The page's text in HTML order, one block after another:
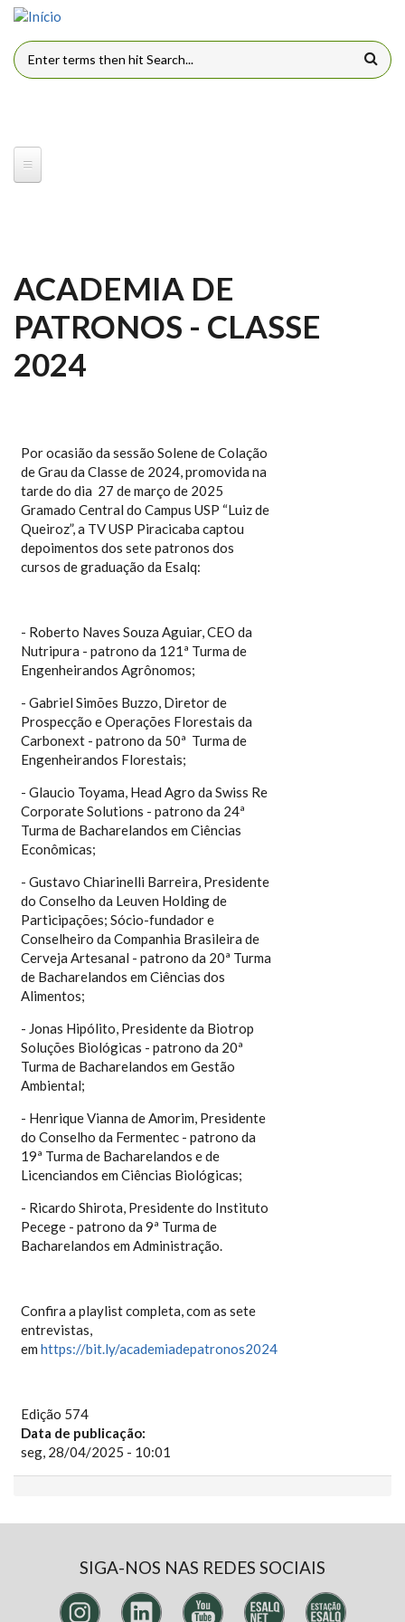
Pular para o conteúdo principal
FORMULÁRIO DE BUSCA
ACADEMIA DE
PATRONOS - CLASSE
2024
Por ocasião da sessão Solene de Colação
de Grau da Classe de 2024, promovida na
tarde do dia 27 de março de 2025
Gramado Central do Campus USP “Luiz de
Queiroz”, a TV USP Piracicaba captou
depoimentos dos sete patronos dos
cursos de graduação da Esalq:
- Roberto Naves Souza Aguiar, CEO da
Nutripura - patrono da 121ª Turma de
Engenheirandos Agrônomos;
- Gabriel Simões Buzzo, Diretor de
Prospecção e Operações Florestais da
Carbonext - patrono da 50ª Turma de
Engenheirandos Florestais;
- Glaucio Toyama, Head Agro da Swiss Re
Corporate Solutions - patrono da 24ª
Turma de Bacharelandos em Ciências
Econômicas;
- Gustavo Chiarinelli Barreira, Presidente
do Conselho da Leuven Holding de
Participações; Sócio-fundador e
Conselheiro da Companhia Brasileira de
Cerveja Artesanal - patrono da 20ª Turma
de Bacharelandos em Ciências dos
Alimentos;
- Jonas Hipólito, Presidente da Biotrop
Soluções Biológicas - patrono da 20ª
Turma de Bacharelandos em Gestão
Ambiental;
- Henrique Vianna de Amorim, Presidente
do Conselho da Fermentec - patrono da
19ª Turma de Bacharelandos e de
Licenciandos em Ciências Biológicas;
- Ricardo Shirota, Presidente do Instituto
Pecege - patrono da 9ª Turma de
Bacharelandos em Administração.
Confira a playlist completa, com as sete
entrevistas,
em https://bit.ly/academiadepatronos2024
Edição 574
Data de publicação:
seg, 28/04/2025 - 10:01
SIGA-NOS NAS REDES SOCIAIS